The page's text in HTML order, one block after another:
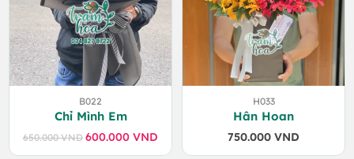
B022
Chỉ Mình Em
650.000VND Giá
gốc
600.000VND
Giá
hiện
H033
Hân Hoan
750.000 VND